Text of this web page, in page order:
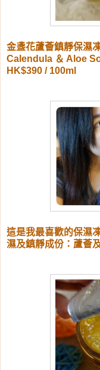
金盞花蘆薈鎮靜保濕
Calendula ＆ Aloe
HK$390 / 100ml
這是我最喜歡的保濕
濕及鎮靜成份：蘆薈